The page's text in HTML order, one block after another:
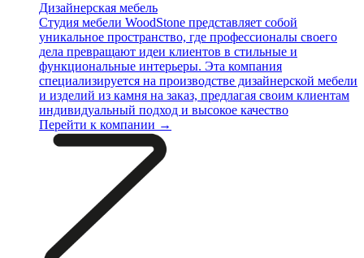
Дизайнерская мебель
Студия мебели WoodStone представляет собой
уникальное пространство, где профессионалы своего
дела превращают идеи клиентов в стильные и
функциональные интерьеры. Эта компания
специализируется на производстве дизайнерской мебели
и изделий из камня на заказ, предлагая своим клиентам
индивидуальный подход и высокое качество
Перейти к компании →